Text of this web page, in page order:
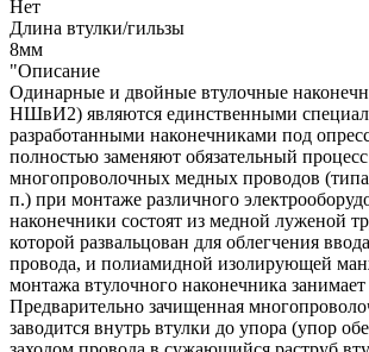
Нет
Длина втулки/гильзы
8мм
"Описание
Одинарные и двойные втулочные
НШвИ2) являются единственными
разработанными наконечниками под
полностью заменяют обязательный
многопроволочных медных проводов
п.) при монтаже различного
наконечники состоят из медной луженой
которой развальцован для облегчения
провода, и полиамидной изолирующей
монтажа втулочного наконечника занимает
Предварительно зачищенная
заводится внутрь втулки до упора (упор